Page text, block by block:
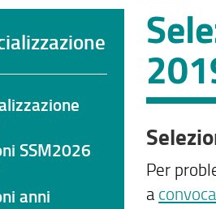
Per
a
SSM2026
anni